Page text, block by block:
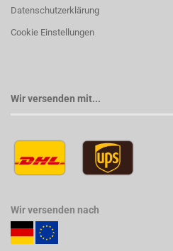
Datenschutzerklärung
Cookie Einstellungen
Wir versenden mit...
Wir versenden nach